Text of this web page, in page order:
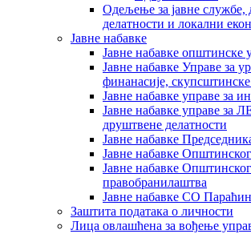
Одељење за јавне службе,
делатности и локални
Јавне набавке
Јавне набавке општинске
Јавне набавке Управе за
финанасије,
Јавне набавке управе за
Јавне набавке управе за
друштвене делатности
Јавне набавке
Јавне набавке
Јавне набавке Општинског
правобранилаштва
Јавне набавке СО Параћин
Заштита података о личности
Лица овлашћена за вођење